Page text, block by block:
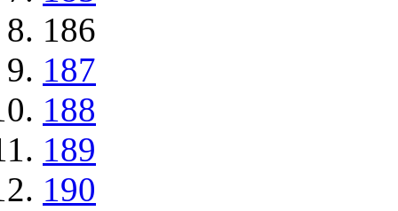
186
187
188
189
190